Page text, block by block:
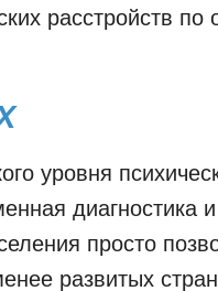
расстройств
уровня
диагностика
просто
развитых